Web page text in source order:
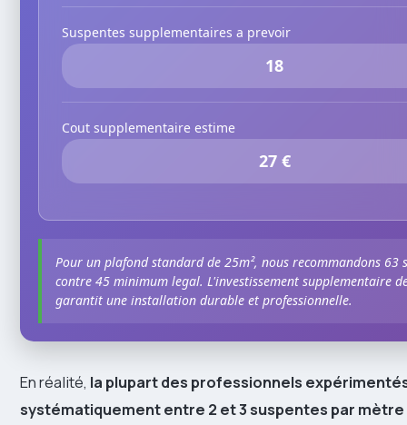
Suspentes supplementaires a prevoir
18
Cout supplementaire estime
27 €
Pour un plafond standard de 25m², nous recommandons 63
contre 45 minimum legal. L'investissement supplementaire
garantit une installation durable et professionnelle.
En réalité, la plupart des professionnels
systématiquement entre 2 et 3 suspentes par